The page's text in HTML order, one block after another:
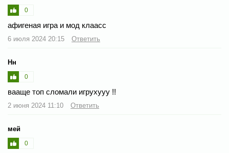
0
афигеная игра и мод клаасс
6 июля 2024 20:15 Ответить
Нн
0
вааще топ сломали игрухууу !!
2 июня 2024 11:10 Ответить
мей
0